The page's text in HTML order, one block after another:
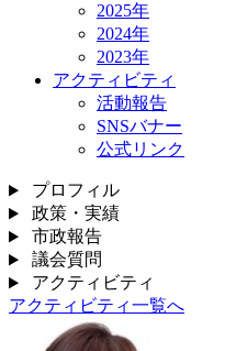
2025年
2024年
2023年
アクティビティ
活動報告
SNSバナー
公式リンク
プロフィル
政策・実績
市政報告
議会質問
アクティビティ
アクティビティ一覧へ